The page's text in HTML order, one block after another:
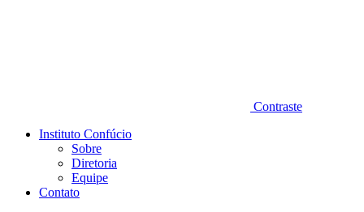
Contraste
Instituto Confúcio
Sobre
Diretoria
Equipe
Contato